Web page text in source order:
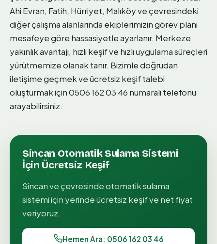
Ahi Evran, Fatih, Hürriyet, Malıköy ve çevresindeki
diğer çalışma alanlarında ekiplerimizin görev planı
mesafeye göre hassasiyetle ayarlanır. Merkeze
yakınlık avantajı, hızlı keşif ve hızlı uygulama süreçleri
yürütmemize olanak tanır. Bizimle doğrudan
iletişime geçmek ve ücretsiz keşif talebi
oluşturmak için 0506 162 03 46 numaralı telefonu
arayabilirsiniz.
Sincan Otomatik Sulama Sistemi
İçin Ücretsiz Keşif
Sincanve çevresindeotomatik sulama
sistemiiçin yerinde ücretsiz keşif ve net fiyat
veriyoruz.
Hemen Ara: 0506 162 03 46